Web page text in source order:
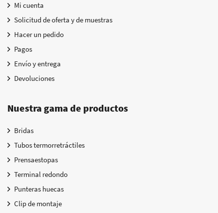
Mi cuenta
Solicitud de oferta y de muestras
Hacer un pedido
Pagos
Envío y entrega
Devoluciones
Nuestra gama de productos
Bridas
Tubos termorretráctiles
Prensaestopas
Terminal redondo
Punteras huecas
Clip de montaje